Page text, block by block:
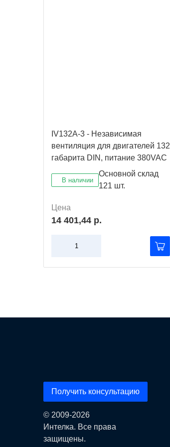
IV132A-3 - Независимая
вентиляция для двигателей 132
габарита DIN, питание 380VAC
В наличии
Основной склад
121 шт.
Цена
14 401,44 р.
Получить консультацию
© 2009-2026
Интелка. Все права
защищены.